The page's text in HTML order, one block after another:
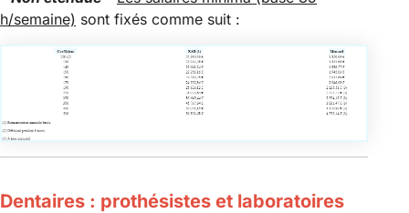
h/semaine) sont fixés comme suit :
Dentaires : prothésistes et laboratoires